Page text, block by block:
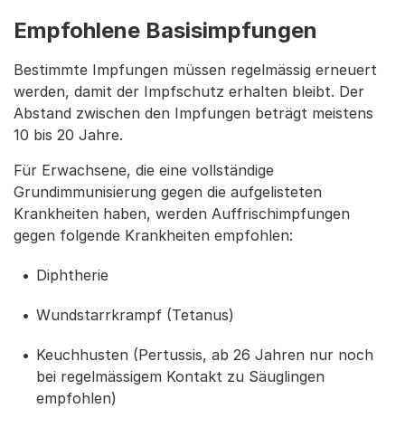
Empfohlene Basisimpfungen
Bestimmte Impfungen müssen regelmässig erneuert
werden, damit der Impfschutz erhalten bleibt. Der
Abstand zwischen den Impfungen beträgt meistens
10 bis 20 Jahre.
Für Erwachsene, die eine vollständige
Grundimmunisierung gegen die aufgelisteten
Krankheiten haben, werden Auffrischimpfungen
gegen folgende Krankheiten empfohlen:
Diphtherie
Wundstarrkrampf (Tetanus)
Keuchhusten (Pertussis, ab 26 Jahren nur noch
bei regelmässigem Kontakt zu Säuglingen
empfohlen)